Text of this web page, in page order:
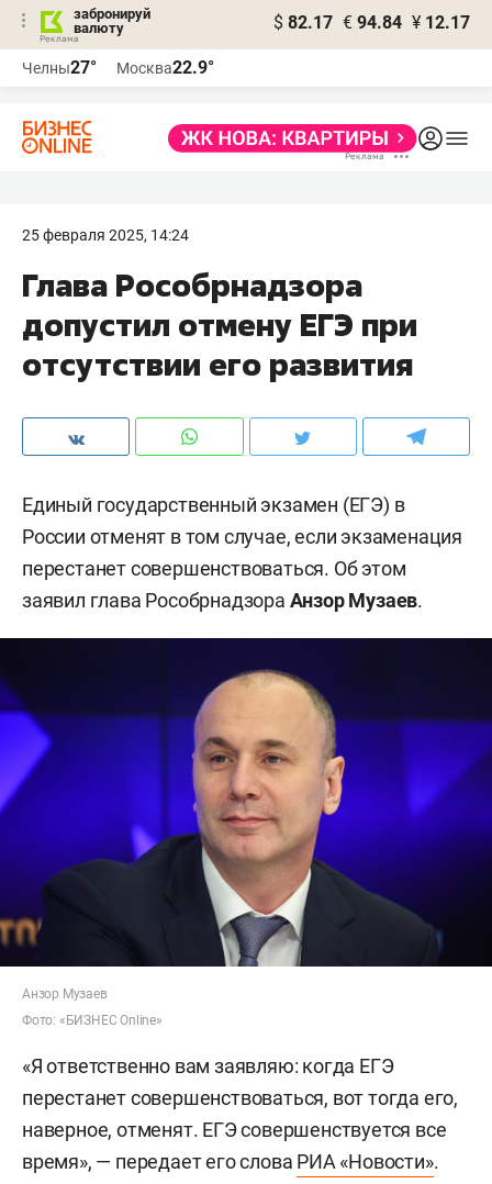
забронируй
валюту
$ 82.17 € 94.84 ¥ 12.17
Челны27° Москва22.9°
25 февраля 2025, 14:24
Глава Рособрнадзора
допустил отмену ЕГЭ при
отсутствии его развития
Единый государственный экзамен (ЕГЭ) в
России отменят в том случае, если экзаменация
перестанет совершенствоваться. Об этом
заявил глава Рособрнадзора Анзор Музаев.
Анзор Музаев
Фото: «БИЗНЕС Online»
«Я ответственно вам заявляю: когда ЕГЭ
перестанет совершенствоваться, вот тогда его,
наверное, отменят. ЕГЭ совершенствуется все
время», — передает его слова РИА «Новости».